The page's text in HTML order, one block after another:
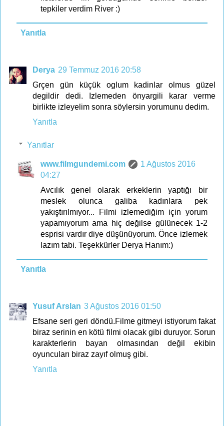
tepkiler verdim River :)
Yanıtla
Derya 29 Temmuz 2016 20:58
Grçen gün küçük oglum kadinlar olmus güzel
degildir dedi. Izlemeden önyargili karar verme
birlikte izleyelim sonra söylersin yorumunu dedim.
Yanıtla
Yanıtlar
www.filmgundemi.com
1 Ağustos 2016
04:27
Avcılık genel olarak erkeklerin yaptığı bir
meslek olunca galiba kadınlara pek
yakıştırılmıyor... Filmi izlemediğim için yorum
yapamıyorum ama hiç değilse gülünecek 1-2
esprisi vardır diye düşünüyorum. Önce izlemek
lazım tabi. Teşekkürler Derya Hanım:)
Yanıtla
Yusuf Arslan 3 Ağustos 2016 01:50
Efsane seri geri döndü.Filme gitmeyi istiyorum fakat
biraz serinin en kötü filmi olacak gibi duruyor. Sorun
karakterlerin bayan olmasından değil ekibin
oyuncuları biraz zayıf olmuş gibi.
Yanıtla